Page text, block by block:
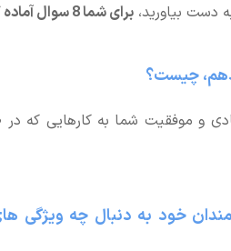
دست بیاورید، برای شما 8 سوال آماده کرده ایم:
و موفقیت شما به کارهایی که در
خود به دنبال چه ویژگی